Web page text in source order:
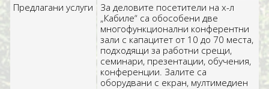
Предлагани услуги
За деловите посетители на х-л
„Кабиле“ са обособени две
многофункционални конферентни
зали с капацитет от 10 до 70 места,
подходящи за работни срещи,
семинари, презентации, обучения,
конференции. Залите са
оборудвани с екран, мултимедиен